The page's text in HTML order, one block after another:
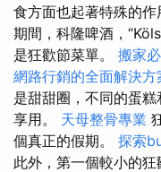
食方面也起著特殊的作
期間，科隆啤酒，
是狂歡節菜單。 搬家
網路行銷的全面解決方
是甜甜圈，不同的蛋
享用。 天母整骨專業
個真正的假期。 探索
此外，第一個較小的